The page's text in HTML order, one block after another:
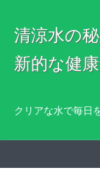
清涼水の
新的な健
クリアな水で毎日